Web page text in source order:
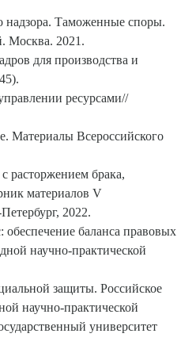
надзора. Таможенные споры.
Москва. 2021.
для производства и
ресурсами//
Материалы Всероссийского
расторжением брака,
материалов V
2022.
баланса правовых
научно-практической
защиты. Российское
научно-практической
университет